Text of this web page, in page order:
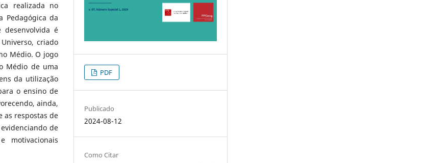
realizada no
Pedagógica da
desenvolvida é
criado
Médio. O jogo
Médio de uma
da utilização
o ensino de
ainda,
as respostas de
de
motivacionais
PDF
Publicado
2024-08-12
Como Citar